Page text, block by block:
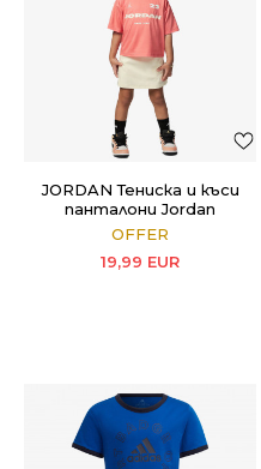
JORDAN Тениска и къси
панталони Jordan
Crafted Utility
OFFER
19,99 EUR